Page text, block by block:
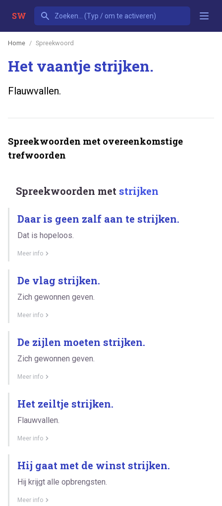
SW
Home Spreekwoord
Het vaantje strijken.
Flauwvallen.
Spreekwoorden met overeenkomstige
trefwoorden
Spreekwoorden met strijken
Daar is geen zalf aan te strijken.
Dat is hopeloos.
Meer info
De vlag strijken.
Zich gewonnen geven.
Meer info
De zijlen moeten strijken.
Zich gewonnen geven.
Meer info
Het zeiltje strijken.
Flauwvallen.
Meer info
Hij gaat met de winst strijken.
Hij krijgt alle opbrengsten.
Meer info